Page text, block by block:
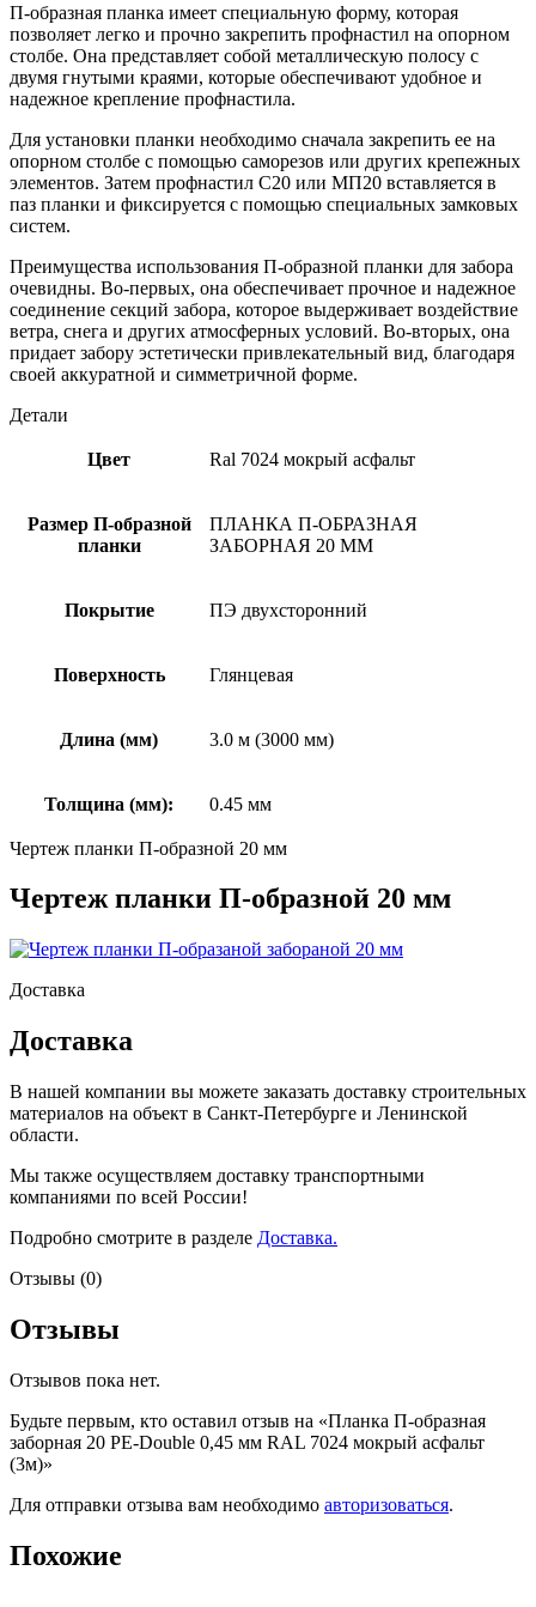
П-образная планка имеет специальную форму, которая
позволяет легко и прочно закрепить профнастил на опорном
столбе. Она представляет собой металлическую полосу с
двумя гнутыми краями, которые обеспечивают удобное и
надежное крепление профнастила.
Для установки планки необходимо сначала закрепить ее на
опорном столбе с помощью саморезов или других крепежных
элементов. Затем профнастил С20 или МП20 вставляется в
паз планки и фиксируется с помощью специальных замковых
систем.
Преимущества использования П-образной планки для забора
очевидны. Во-первых, она обеспечивает прочное и надежное
соединение секций забора, которое выдерживает воздействие
ветра, снега и других атмосферных условий. Во-вторых, она
придает забору эстетически привлекательный вид, благодаря
своей аккуратной и симметричной форме.
Детали
Цвет Ral 7024 мокрый асфальт
Размер П-образной
планки
ПЛАНКА П-ОБРАЗНАЯ
ЗАБОРНАЯ 20 ММ
Покрытие ПЭ двухсторонний
Поверхность Глянцевая
Длина (мм) 3.0 м (3000 мм)
Толщина (мм): 0.45 мм
Чертеж планки П-образной 20 мм
Чертеж планки П-образной 20 мм
Доставка
Доставка
В нашей компании вы можете заказать доставку строительных
материалов на объект в Санкт-Петербурге и Ленинской
области.
Мы также осуществляем доставку транспортными
компаниями по всей России!
Подробно смотрите в разделе Доставка.
Отзывы (0)
Отзывы
Отзывов пока нет.
Будьте первым, кто оставил отзыв на «Планка П-образная
заборная 20 PE-Double 0,45 мм RAL 7024 мокрый асфальт
(3м)»
Для отправки отзыва вам необходимо авторизоваться.
Похожие